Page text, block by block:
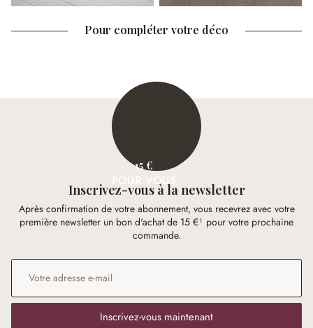
Pour compléter votre déco
15 €
POUR VOUS
Inscrivez-vous à la newsletter
Après confirmation de votre abonnement, vous recevrez avec votre
première newsletter un bon d'achat de 15 €¹ pour votre prochaine
commande.
Adresse e-mail
Inscrivez-vous maintenant